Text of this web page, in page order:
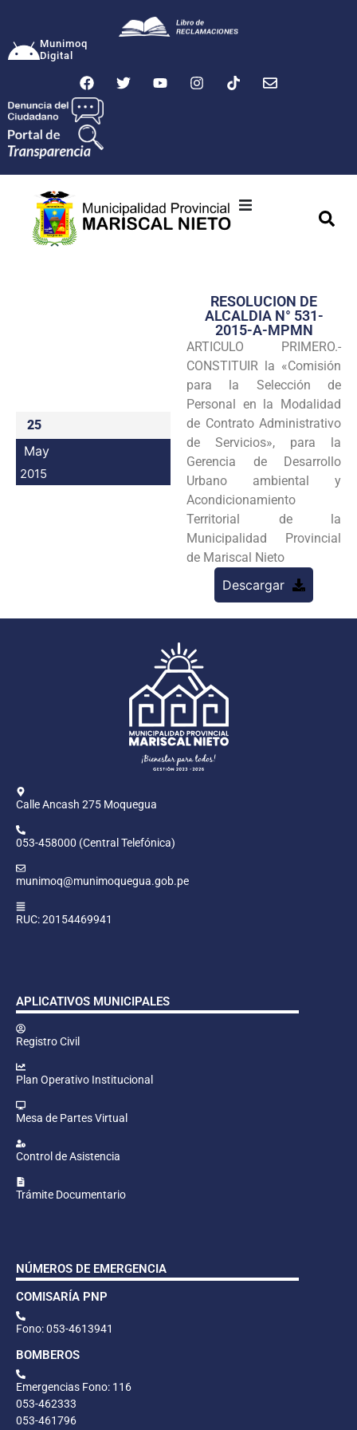
Munimoq
Digital
Transparencia
Seguridad
Programas
Intranet
25
May
2015
RESOLUCION DE
ALCALDIA N° 531-
2015-A-MPMN
ARTICULO PRIMERO.-
CONSTITUIR la «Comisión
para la Selección de
Personal en la Modalidad
de Contrato Administrativo
de Servicios», para la
Gerencia de Desarrollo
Urbano ambiental y
Acondicionamiento
Territorial de la
Municipalidad Provincial
de Mariscal Nieto
Descargar
Calle Ancash 275 Moquegua
053-458000 (Central Telefónica)
munimoq@munimoquegua.gob.pe
RUC: 20154469941
APLICATIVOS MUNICIPALES
Registro Civil
Plan Operativo Institucional
Mesa de Partes Virtual
Control de Asistencia
Trámite Documentario
NÚMEROS DE EMERGENCIA
COMISARÍA PNP
Fono: 053-4613941
BOMBEROS
Emergencias Fono: 116
053-462333
053-461796